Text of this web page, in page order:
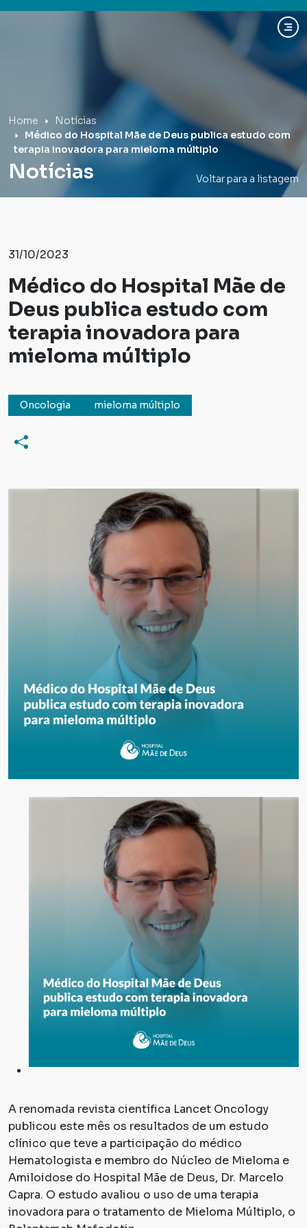
Home
Notícias
Médico do Hospital Mãe de Deus publica estudo com
terapia inovadora para mieloma múltiplo
Notícias Voltar para a listagem
31/10/2023
Médico do Hospital Mãe de
Deus publica estudo com
terapia inovadora para
mieloma múltiplo
Oncologia mieloma múltiplo
A renomada revista científica Lancet Oncology
publicou este mês os resultados de um estudo
clínico que teve a participação do médico
Hematologista e membro do Núcleo de Mieloma e
Amiloidose do Hospital Mãe de Deus, Dr. Marcelo
Capra. O estudo avaliou o uso de uma terapia
inovadora para o tratamento de Mieloma Múltiplo, o